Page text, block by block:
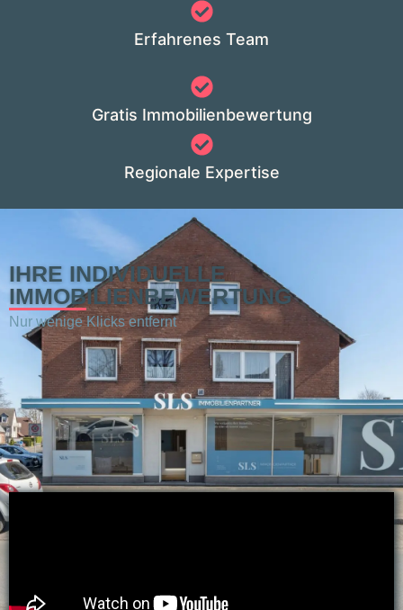
Erfahrenes Team
Gratis Immobilienbewertung
Regionale Expertise
IHRE INDIVIDUELLE
IMMOBILIENBEWERTUNG
Nur wenige Klicks entfernt